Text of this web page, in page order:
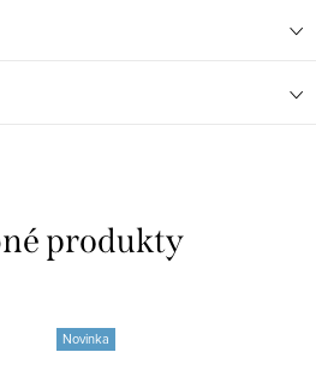
Novinka